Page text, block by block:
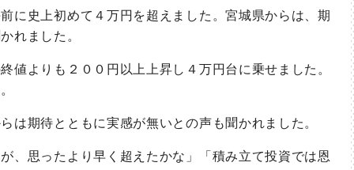
史上初めて４万円を超えました。宮城県からは、期
れました。
よりも２００円以上上昇し４万円台に乗せました。
期待とともに実感が無いとの声も聞かれました。
思ったより早く超えたかな」「積み立て投資では恩